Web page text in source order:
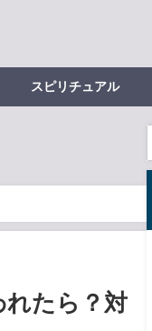
スピリチュアル
れたら？対